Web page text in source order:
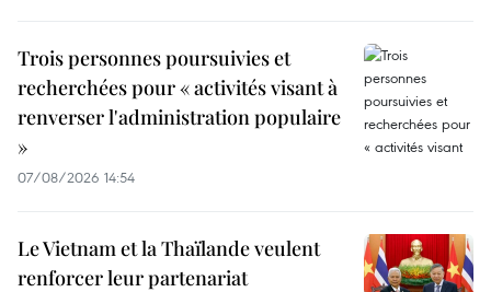
Trois personnes poursuivies et
recherchées pour « activités visant à
renverser l'administration populaire
»
07/08/2026 14:54
Le Vietnam et la Thaïlande veulent
renforcer leur partenariat